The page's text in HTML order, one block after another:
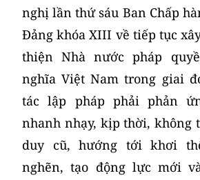
nghị lần thứ sáu Ban Chấp
Đảng khóa XIII về tiếp tục
thiện Nhà nước pháp
nghĩa Việt Nam trong giai
tác lập pháp phải phản
nhanh nhạy, kịp thời, không
duy cũ, hướng tới khơi
nghẽn, tạo động lực mới